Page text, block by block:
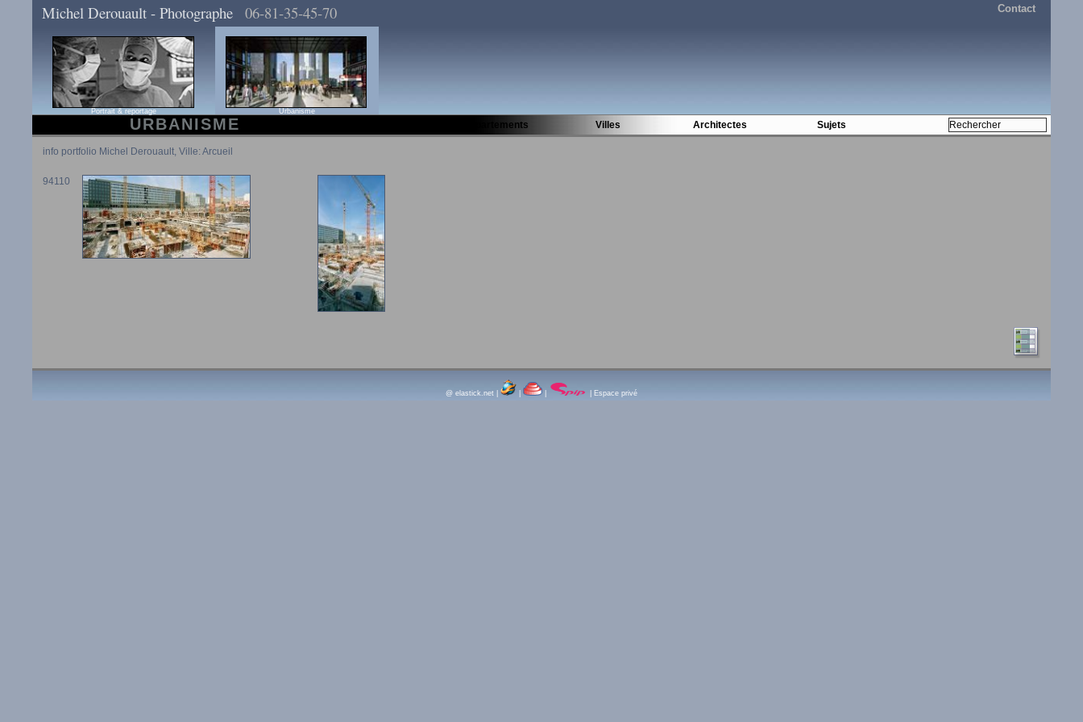
Michel Derouault - Photographe 06-81-35-45-70 Contact
Portrait & reportage Urbanisme
URBANISME Départements Villes Architectes Sujets
info portfolio Michel Derouault, Ville: Arcueil
94110
@ elastick.net| | Espace privé